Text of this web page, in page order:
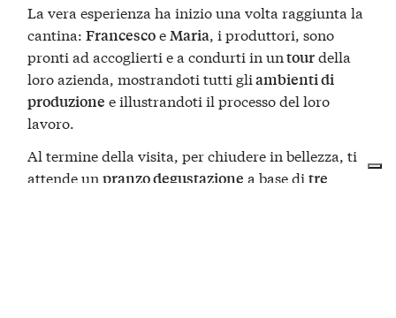
La vera esperienza ha inizio una volta raggiunta la
cantina:FrancescoeMaria, i produttori, sono
pronti ad accoglierti e a condurti in untourdella
loro azienda, mostrandoti tutti gliambienti di
produzione e illustrandoti il processo del loro
lavoro.
Al termine della visita, per chiudere in bellezza, ti
attende unpranzo degustazione a base ditre